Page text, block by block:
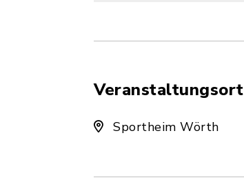
Veranstaltungsort
Sportheim Wörth